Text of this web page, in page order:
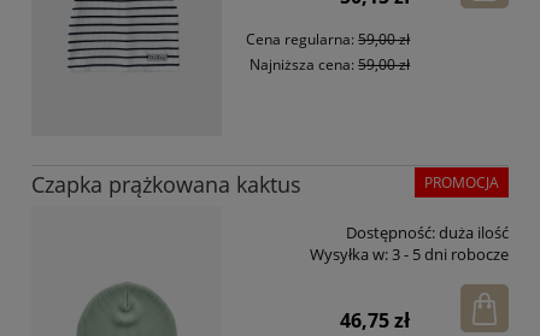
Cena regularna:59,00 zł
Najniższa cena:59,00 zł
Czapka prążkowana kaktus
Dostępność:duża ilość
Wysyłka w:3 - 5 dni robocze
46,75 zł
PROMOCJA